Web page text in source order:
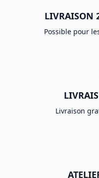
LIVRAISON
Possible pour
Livraison